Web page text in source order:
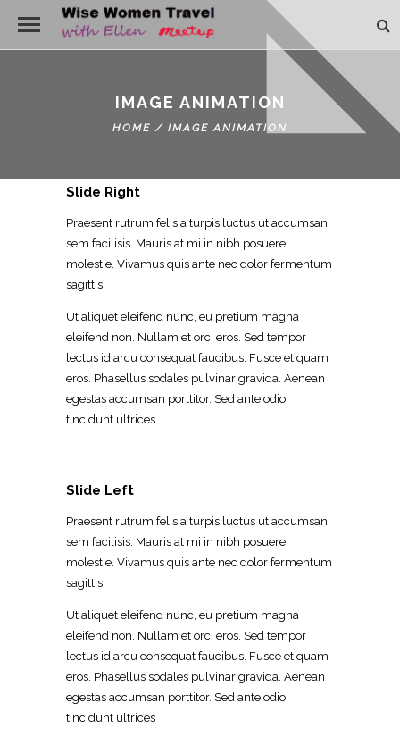
IMAGE ANIMATION
HOME / IMAGE ANIMATION
Slide Right
Praesent rutrum felis a turpis luctus ut accumsan
sem facilisis. Mauris at mi in nibh posuere
molestie. Vivamus quis ante nec dolor fermentum
sagittis.
Ut aliquet eleifend nunc, eu pretium magna
eleifend non. Nullam et orci eros. Sed tempor
lectus id arcu consequat faucibus. Fusce et quam
eros. Phasellus sodales pulvinar gravida. Aenean
egestas accumsan porttitor. Sed ante odio,
tincidunt ultrices
Slide Left
Praesent rutrum felis a turpis luctus ut accumsan
sem facilisis. Mauris at mi in nibh posuere
molestie. Vivamus quis ante nec dolor fermentum
sagittis.
Ut aliquet eleifend nunc, eu pretium magna
eleifend non. Nullam et orci eros. Sed tempor
lectus id arcu consequat faucibus. Fusce et quam
eros. Phasellus sodales pulvinar gravida. Aenean
egestas accumsan porttitor. Sed ante odio,
tincidunt ultrices